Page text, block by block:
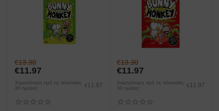
€13.30
€11.97
Χαμηλότερη τιμή τις τελευταίες
30 ημέρες:
€ 11.97
€13.30
€11.97
Χαμηλότερη τιμή τις τελευταίες
30 ημέρες:
€ 11.97